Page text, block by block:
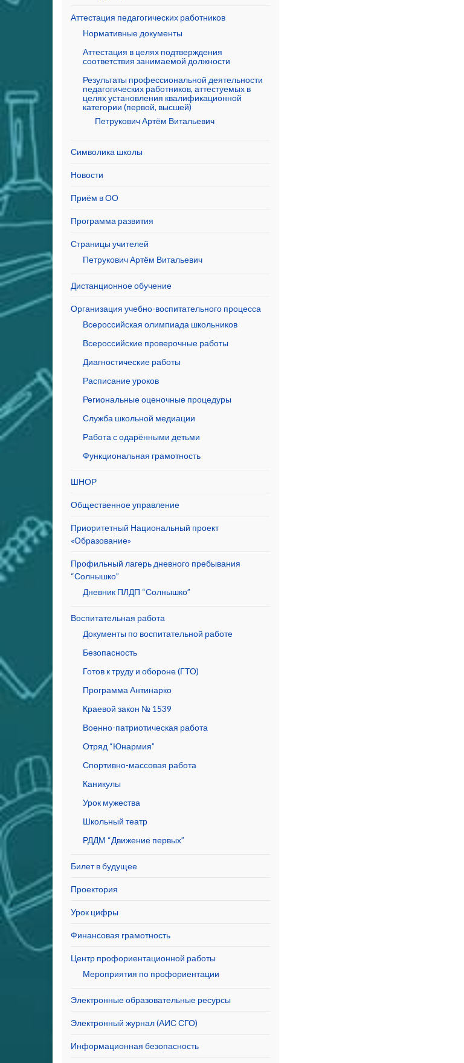
Аттестация педагогических работников
Нормативные документы
Аттестация в целях подтверждения
соответствия занимаемой должности
Результаты профессиональной деятельности
педагогических работников, аттестуемых в
целях установления квалификационной
категории (первой, высшей)
Петрукович Артём Витальевич
Символика школы
Новости
Приём в ОО
Программа развития
Страницы учителей
Петрукович Артём Витальевич
Дистанционное обучение
Организация учебно-воспитательного процесса
Всероссийская олимпиада школьников
Всероссийские проверочные работы
Диагностические работы
Расписание уроков
Региональные оценочные процедуры
Служба школьной медиации
Работа с одарёнными детьми
Функциональная грамотность
ШНОР
Общественное управление
Приоритетный Национальный проект
«Образование»
Профильный лагерь дневного пребывания
“Солнышко”
Дневник ПЛДП “Солнышко”
Воспитательная работа
Документы по воспитательной работе
Безопасность
Готов к труду и обороне (ГТО)
Программа Антинарко
Краевой закон № 1539
Военно-патриотическая работа
Отряд “Юнармия”
Спортивно-массовая работа
Каникулы
Урок мужества
Школьный театр
РДДМ “Движение первых”
Билет в будущее
Проектория
Урок цифры
Финансовая грамотность
Центр профориентационной работы
Мероприятия по профориентации
Электронные образовательные ресурсы
Электронный журнал (АИС СГО)
Информационная безопасность